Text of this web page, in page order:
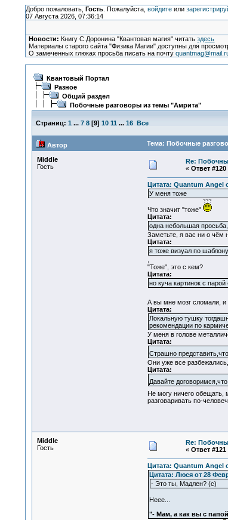
Добро пожаловать, Гость. Пожалуйста, войдитеили
07 Августа 2026, 07:36:14
Новости: Книгу С.Доронина "Квантовая магия" читатьздесь
Материалы старого сайта "Физика Магии" доступны для
О замеченных глюках просьба писать на почту
Квантовый Портал
Разное
Общий раздел
Побочные разговоры из темы "Амрита"
Страниц: 1 ... 7 8[9] 10 11 ... 16 Все
Автор Тема: Побочные
Middle
Гость
Re:
« Ответ #120
Цитата: Quantum Angel
У меня тоже
Что значит "тоже"
Цитата:
одна небольшая просьба,
Заметьте, я вас ни о чём
Цитата:
я тоже визуал по
"Тоже", это с кем?
Цитата:
но куча картинок с
А вы мне мозг сломали, и
Цитата:
Локальную тушку
рекомендации по
У меня в голове
Цитата:
Страшно
Они уже все
Цитата:
Давайте
Не могу ничего обещать,
разговаривать по-
Middle
Гость
Re:
« Ответ #121
Цитата: Quantum Angel
Цитата: Люся от 28
- Это ты, Мадлен? (с)
Неее...
"- Мам, а как вы с